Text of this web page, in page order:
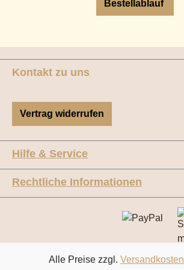
Bestellablauf
Kontakt zu uns
Vertrag widerrufen
Hilfe & Service
Rechtliche Informationen
Alle Preise zzgl. Versandkosten